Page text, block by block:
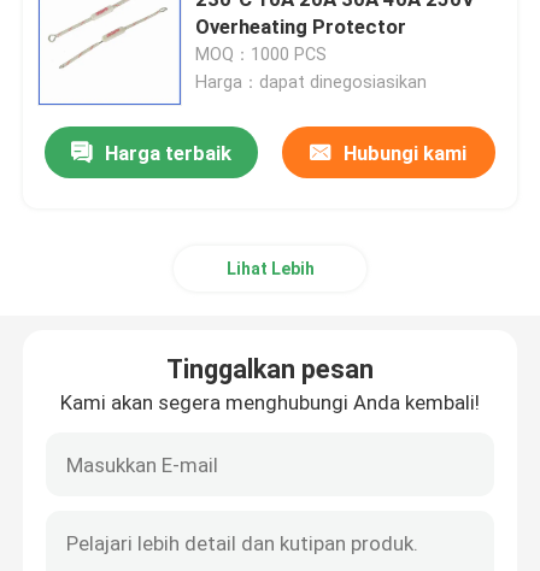
Chip pemanas PTC
Termistor NTC
Sensor Suhu NTC
Overheating Protector
MOQ：1000 PCS
Harga：dapat dinegosiasikan
Harga terbaik Hubungi kami
Lihat Lebih
Tinggalkan pesan
Kami akan segera menghubungi Anda kembali!